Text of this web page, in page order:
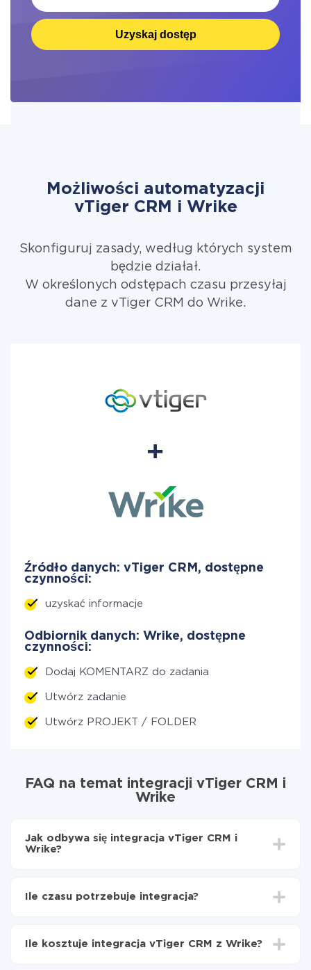
Uzyskaj dostęp
Możliwości automatyzacji
vTiger CRM i Wrike
Skonfiguruj zasady, według których system
będzie działał.
W określonych odstępach czasu przesyłaj
dane z vTiger CRM do Wrike.
Źródło danych: vTiger CRM, dostępne
czynności:
uzyskać informacje
Odbiornik danych: Wrike, dostępne
czynności:
Dodaj KOMENTARZ do zadania
Utwórz zadanie
Utwórz PROJEKT / FOLDER
FAQ na temat integracji vTiger CRM i
Wrike
Jak odbywa się integracja vTiger CRM i
Wrike?
Wrike
vTiger CRM do Wrike
Ile czasu potrzebuje integracja?
od 5 do 30 minut. Konfiguracja zajmuje średnio 10-15
Ile kosztuje integracja vTiger CRM z Wrike?